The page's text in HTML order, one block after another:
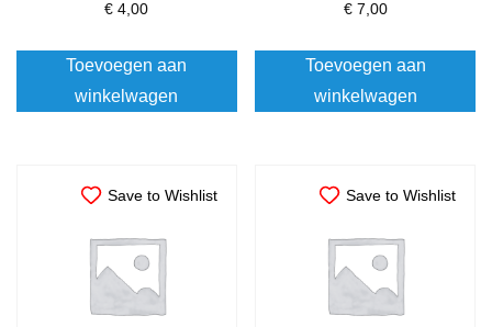
€ 4,00
Toevoegen aan
winkelwagen
€7,00
Toevoegen aan
winkelwagen
Save to Wishlist Save to Wishlist